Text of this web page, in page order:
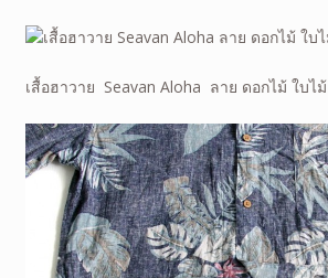
เสื้อฮาวาย Seavan Aloha ลาย ดอกไม้ ใบไม้